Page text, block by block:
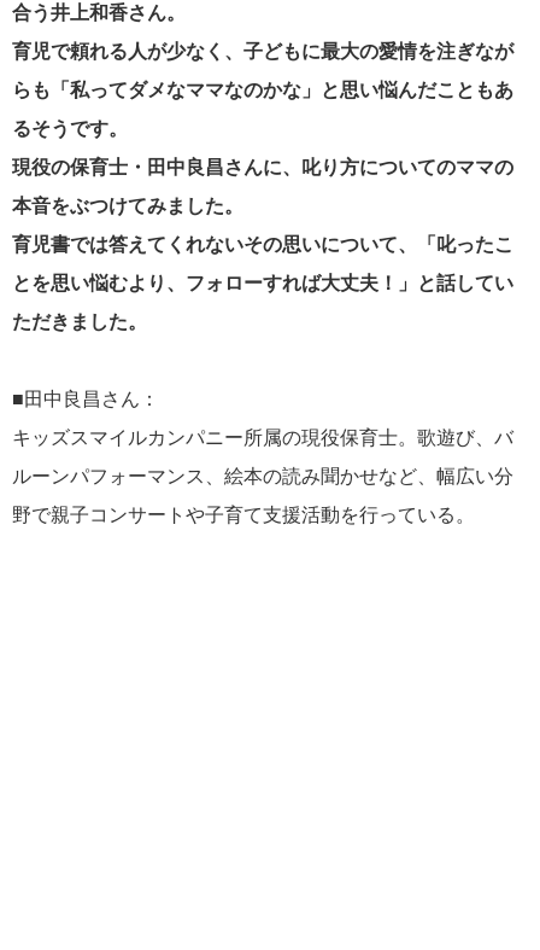
合う井上和香さん。
育児で頼れる人が少なく、子どもに最大の愛情を注ぎなが
らも「私ってダメなママなのかな」と思い悩んだこともあ
るそうです。
現役の保育士・田中良昌さんに、叱り方についてのママの
本音をぶつけてみました。
育児書では答えてくれないその思いについて、「叱ったこ
とを思い悩むより、フォローすれば大丈夫！」と話してい
ただきました。
■田中良昌さん：
キッズスマイルカンパニー所属の現役保育士。歌遊び、バ
ルーンパフォーマンス、絵本の読み聞かせなど、幅広い分
野で親子コンサートや子育て支援活動を行っている。